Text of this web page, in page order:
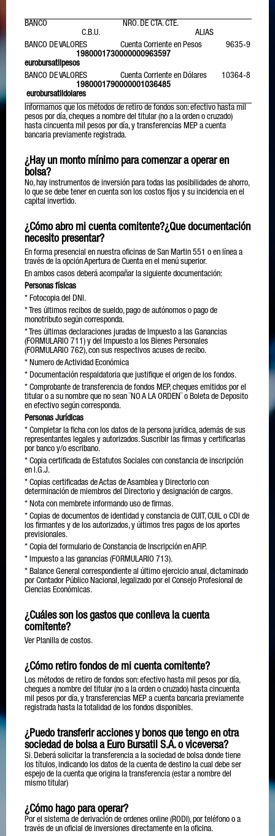
El equipo de Euro Bursátil S.A. lo acompañara ideando su
estrategia de inversión con el propósito de concretar sus
proyectos personales.
BANCO NRO. DE CTA. CTE.
C.B.U. ALIAS
BANCO DE VALORES Cuenta Corriente en Pesos 9635-9
1980001730000000963597
eurobursatilpesos
BANCO DE VALORES Cuenta Corriente en Dólares 10364-8
1980001790000001036485
eurobursatildolares
Informamos que los métodos de retiro de fondos son: efectivo hasta mil
pesos por día, cheques a nombre del titular (no a la orden o cruzado)
hasta cincuenta mil pesos por día, y transferencias MEP a cuenta
bancaria previamente registrada.
¿Hay un monto mínimo para comenzar a operar en
bolsa?
No, hay instrumentos de inversión para todas las posibilidades de ahorro,
lo que se debe tener en cuenta son los costos fijos y su incidencia en el
capital invertido.
¿Cómo abro mi cuenta comitente?¿Que documentación
necesito presentar?
En forma presencial en nuestra oficinas de San Martin 551 o en línea a
través de la opción Apertura de Cuenta en el menú superior.
En ambos casos deberá acompañar la siguiente documentación:
Personas físicas
* Fotocopia del DNI.
* Tres últimos recibos de sueldo, pago de autónomos o pago de
monotributo según corresponda.
* Tres últimas declaraciones juradas de Impuesto a las Ganancias
(FORMULARIO 711) y del Impuesto a los Bienes Personales
(FORMULARIO 762), con sus respectivos acuses de recibo.
* Numero de Actividad Económica
* Documentación respaldatoria que justifique el origen de los fondos.
* Comprobante de transferencia de fondos MEP, cheques emitidos por el
titular o a su nombre que no sean ¨NO A LA ORDEN¨ o Boleta de Deposito
en efectivo según corresponda.
Personas Jurídicas
* Completar la ficha con los datos de la persona jurídica, además de sus
representantes legales y autorizados. Suscribir las firmas y certificarlas
por banco y/o escribano.
* Copia certificada de Estatutos Sociales con constancia de inscripción
en I.G.J.
* Copias certificadas de Actas de Asamblea y Directorio con
determinación de miembros del Directorio y designación de cargos.
* Nota con membrete informando uso de firmas.
* Copias de documentos de identidad y constancia de CUIT, CUIL o CDI de
los firmantes y de los autorizados, y últimos tres pagos de los aportes
previsionales.
* Copia del formulario de Constancia de Inscripción en AFIP.
* Impuesto a las ganancias (FORMULARIO 713).
* Balance General correspondiente al último ejercicio anual, dictaminado
por Contador Público Nacional, legalizado por el Consejo Profesional de
Ciencias Económicas.
¿Cuáles son los gastos que conlleva la cuenta
comitente?
Ver Planilla de costos.
¿Cómo retiro fondos de mi cuenta comitente?
Los métodos de retiro de fondos son: efectivo hasta mil pesos por día,
cheques a nombre del titular (no a la orden o cruzado) hasta cincuenta
mil pesos por día, y transferencias MEP a cuenta bancaria previamente
registrada hasta la totalidad de los fondos disponibles.
¿Puedo transferir acciones y bonos que tengo en otra
sociedad de bolsa a Euro Bursatil S.A. o viceversa?
Si. Deberá solicitar la transferencia a la sociedad de bolsa donde tiene
los títulos, indicando los datos de la cuenta de destino la cual debe ser
espejo de la cuenta que origina la transferencia (estar a nombre del
mismo titular)
¿Cómo hago para operar?
Por el sistema de derivación de ordenes online (RODI), por teléfono o a
través de un oficial de inversiones directamente en la oficina.